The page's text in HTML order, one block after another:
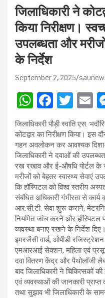
जिलाधिकारी ने
किया निरीक्षण।
उपलब्धता और
के निर्देश
September 2, 2025
W
h
at
s
A
p
p
F
a
ce
b
o
o
k
T
wi
tt
er
E
जिलाधिकारी पौड़ी स्वाति एस.
कोटद्वार का निरीक्षण किया। इस
गहन अवलोकन कर आवश्यक दिशा-
जिलाधिकारी ने दवाओं की
रख रखाव और ई-औषधि पोर्टल के
मरीजों को बेहतर स्वास्थ्य सेवाएं
कि हॉस्पिटल को विश्व स्तरीय
संबंधित अधिकारी गंभीरता से
आर.सी.टी. सेवा शुरू कराने,
नियमित जांच करने और हॉस्पिटल
व्यवस्था बनाए रखने के निर्देश
इमरजेंसी वार्ड, ओपीडी
एमआरआई सेक्शन, महिला एवं प्रसूति
दवा वितरण केंद्र और पैथोलॉजी
बाद जिलाधिकारी ने चिकित्सकों
एवं व्यवस्थाओं की जानकारी
तथा सुझाव भी जिलाधिकारी के